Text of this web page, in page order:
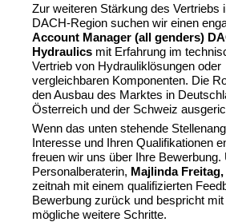
Zur weiteren Stärkung des Vertriebs
DACH-Region suchen wir einen
Account Manager (all genders)
Hydraulics mit Erfahrung im
Vertrieb von Hydrauliklösungen oder
vergleichbaren Komponenten. Die
den Ausbau des Marktes in
Österreich und der Schweiz
Wenn das unten stehende
Interesse und Ihren Qualifikationen
freuen wir uns über Ihre Bewerbung.
Personalberaterin, Majlinda Freitag,
zeitnah mit einem qualifizierten
Bewerbung zurück und bespricht mit
mögliche weitere Schritte.